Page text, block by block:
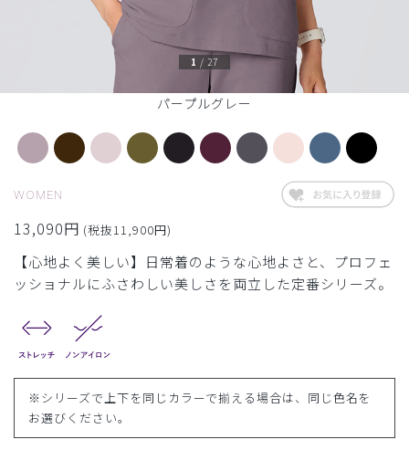
パープルグレー
1 / 27
WOMEN
13,090円 (税抜11,900円)
【心地よく美しい】日常着のような心地よさと、プロフェ
ッショナルにふさわしい美しさを両立した定番シリーズ。
※シリーズで上下を同じカラーで揃える場合は、同じ色名を
お選びください。